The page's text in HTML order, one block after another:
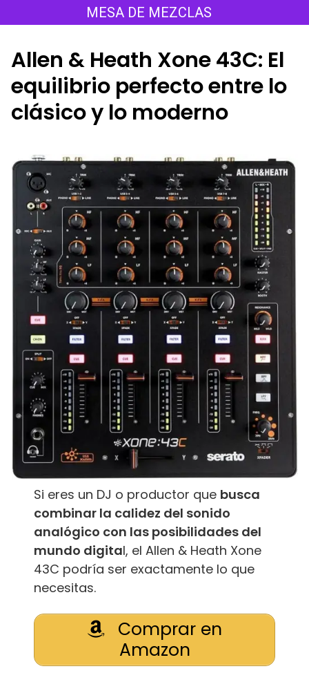
al
MESA DE MEZCLAS
Allen & Heath Xone 43C: El
equilibrio perfecto entre lo
clásico y lo moderno
Si eres un DJ o productor que busca
combinar la calidez del sonido
analógico con las posibilidades del
mundo digital, el Allen & Heath Xone
43C podría ser exactamente lo que
necesitas.
Comprar en
Amazon